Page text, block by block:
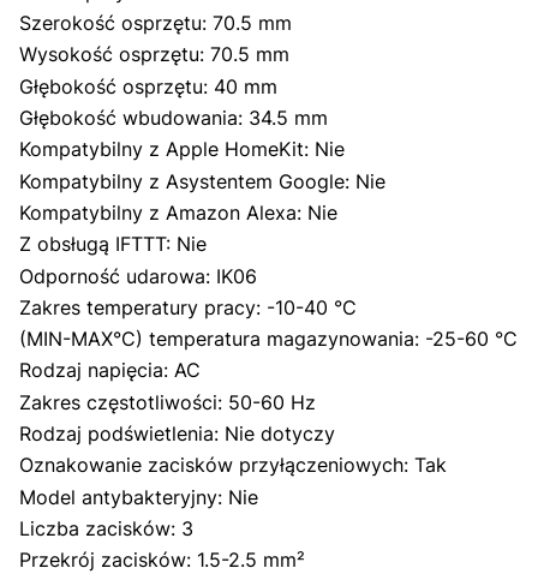
Szerokość osprzętu: 70.5 mm
Wysokość osprzętu: 70.5 mm
Głębokość osprzętu: 40 mm
Głębokość wbudowania: 34.5 mm
Kompatybilny z Apple HomeKit: Nie
Kompatybilny z Asystentem Google: Nie
Kompatybilny z Amazon Alexa: Nie
Z obsługą IFTTT: Nie
Odporność udarowa: IK06
Zakres temperatury pracy: -10-40 °C
(MIN-MAX°C) temperatura magazynowania: -25-60 °C
Rodzaj napięcia: AC
Zakres częstotliwości: 50-60 Hz
Rodzaj podświetlenia: Nie dotyczy
Oznakowanie zacisków przyłączeniowych: Tak
Model antybakteryjny: Nie
Liczba zacisków: 3
Przekrój zacisków: 1.5-2.5 mm²